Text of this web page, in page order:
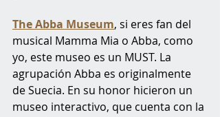
The Abba Museum, si eres fan del
musical Mamma Mia o Abba, como
yo, este museo es un MUST. La
agrupación Abba es originalmente
de Suecia. En su honor hicieron un
museo interactivo, que cuenta con la